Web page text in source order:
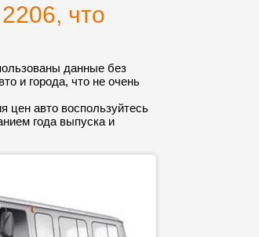
что
данные без
и города, что не очень
цен авто воспользуйтесь
года выпуска и